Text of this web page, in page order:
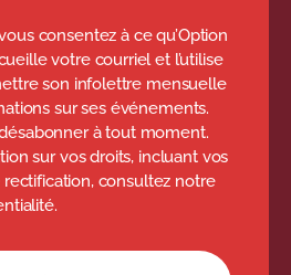
consentez à ce qu’Option
votre courriel et l’utilise
son infolettre mensuelle
sur ses événements.
à tout moment.
sur vos droits, incluant vos
consultez notre
à l'infolettre